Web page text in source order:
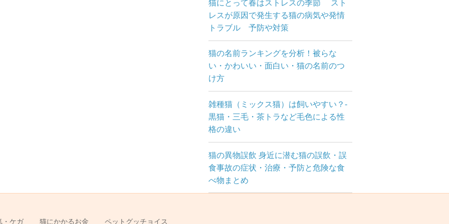
猫にとって春はストレスの季節 スト
レスが原因で発生する猫の病気や発情
トラブル 予防や対策
猫の名前ランキングを分析！被らな
い・かわいい・面白い・猫の名前のつ
け方
雑種猫（ミックス猫）は飼いやすい？-
黒猫・三毛・茶トラなど毛色による性
格の違い
猫の異物誤飲 身近に潜む猫の誤飲・誤
食事故の症状・治療・予防と危険な食
べ物まとめ
・ケガ 猫にかかるお金 ペットグッチョイス